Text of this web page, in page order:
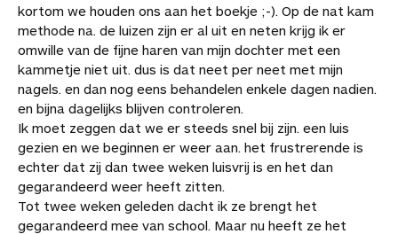
kortom we houden ons aan het boekje ;-). Op de nat kam
methode na. de luizen zijn er al uit en neten krijg ik er
omwille van de fijne haren van mijn dochter met een
kammetje niet uit. dus is dat neet per neet met mijn
nagels. en dan nog eens behandelen enkele dagen nadien.
en bijna dagelijks blijven controleren.
Ik moet zeggen dat we er steeds snel bij zijn. een luis
gezien en we beginnen er weer aan. het frustrerende is
echter dat zij dan twee weken luisvrij is en het dan
gegarandeerd weer heeft zitten.
Tot twee weken geleden dacht ik ze brengt het
gegarandeerd mee van school. Maar nu heeft ze het